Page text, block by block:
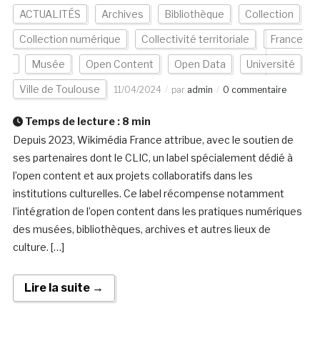
ACTUALITÉS Archives Bibliothèque Collection
Collection numérique Collectivité territoriale France
Musée Open Content Open Data Université
Ville de Toulouse 11/04/2024 par admin 0 commentaire
Temps de lecture : 8 min
Depuis 2023, Wikimédia France attribue, avec le soutien de
ses partenaires dont le CLIC, un label spécialement dédié à
l’open content et aux projets collaboratifs dans les
institutions culturelles. Ce label récompense notamment
l’intégration de l’open content dans les pratiques numériques
des musées, bibliothèques, archives et autres lieux de
culture. […]
Lire la suite →